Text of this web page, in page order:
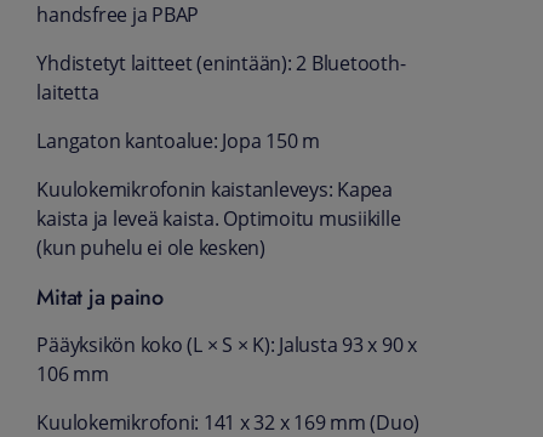
handsfree ja PBAP
Yhdistetyt laitteet (enintään): 2 Bluetooth-
laitetta
Langaton kantoalue: Jopa 150 m
Kuulokemikrofonin kaistanleveys: Kapea
kaista ja leveä kaista. Optimoitu musiikille
(kun puhelu ei ole kesken)
Mitat ja paino
Pääyksikön koko (L × S × K): Jalusta 93 x 90 x
106 mm
Kuulokemikrofoni: 141 x 32 x 169 mm (Duo)